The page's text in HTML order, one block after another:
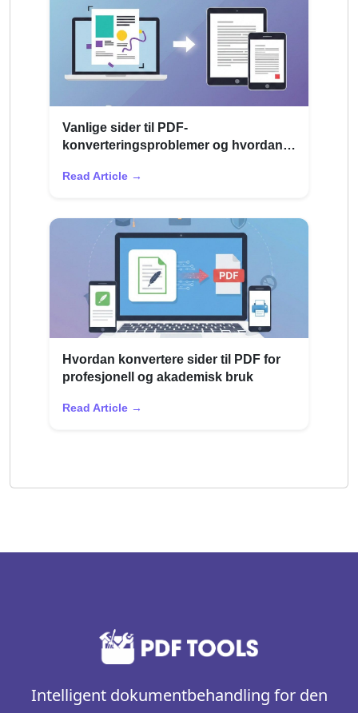
Vanlige sider til PDF-
konverteringsproblemer og hvordan
Read Article →
Hvordan konvertere sider til PDF for
profesjonell og akademisk bruk
Read Article →
Intelligent dokumentbehandling for den